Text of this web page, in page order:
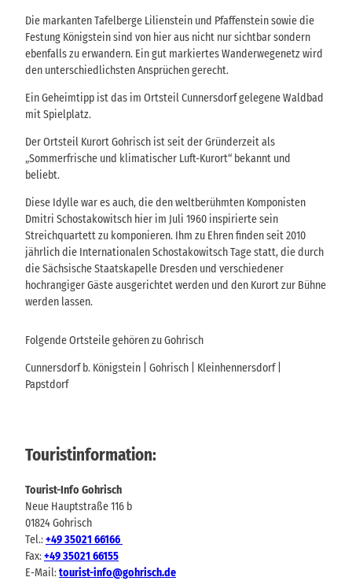
Die markanten Tafelberge Lilienstein und Pfaffenstein sowie die
Festung Königstein sind von hier aus nicht nur sichtbar sondern
ebenfalls zu erwandern. Ein gut markiertes Wanderwegenetz wird
den unterschiedlichsten Ansprüchen gerecht.
Ein Geheimtipp ist das im Ortsteil Cunnersdorf gelegene Waldbad
mit Spielplatz.
Der Ortsteil Kurort Gohrisch ist seit der Gründerzeit als
„Sommerfrische und klimatischer Luft-Kurort“ bekannt und
beliebt.
Diese Idylle war es auch, die den weltberühmten Komponisten
Dmitri Schostakowitsch hier im Juli 1960 inspirierte sein
Streichquartett zu komponieren. Ihm zu Ehren finden seit 2010
jährlich die Internationalen Schostakowitsch Tage statt, die durch
die Sächsische Staatskapelle Dresden und verschiedener
hochrangiger Gäste ausgerichtet werden und den Kurort zur Bühne
werden lassen.
Folgende Ortsteile gehören zu Gohrisch
Cunnersdorf b. Königstein | Gohrisch | Kleinhennersdorf |
Papstdorf
Touristinformation:
Tourist-Info Gohrisch
Neue Hauptstraße 116 b
01824 Gohrisch
Tel.:+49 35021 66166
Fax:+49 35021 66155
E-Mail:tourist-info@gohrisch.de